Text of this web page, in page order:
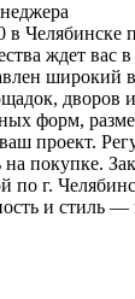
в Челябинске
ждет вас
широкий
дворов
форм,
проект.
покупке.
по г.
и стиль